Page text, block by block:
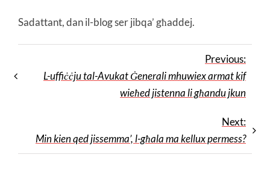
Sadattant, dan il-blog ser jibqa’ għaddej.
Previous:
L-uffiċċju tal-Avukat Ġenerali mhuwiex armat kif
wieħed jistenna li għandu jkun
Next:
Min kien qed jissemma’, l-għala ma kellux permess?